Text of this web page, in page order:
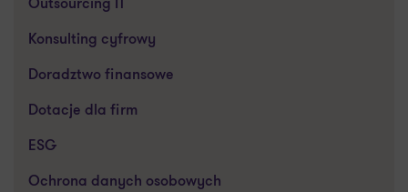
Outsourcing IT
Konsulting cyfrowy
Doradztwo finansowe
Dotacje dla firm
ESG
Ochrona danych osobowych